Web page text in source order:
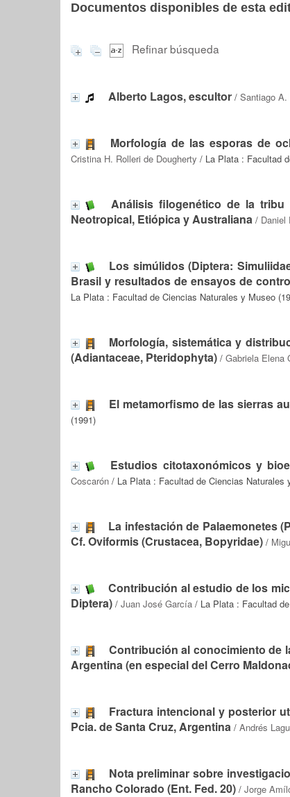
Documentos disponibles de esta
Refinar búsqueda
Alberto Lagos, escultor / Santiago
Morfología de las esporas de
Cristina H. Rolleri de Dougherty / La Plata : Facultad
Análisis filogenético de la tribu
Neotropical, Etiópica y Australiana / Daniel
Los simúlidos (Diptera:
Brasil y resultados de ensayos de
La Plata : Facultad de Ciencias Naturales y Museo
Morfología, sistemática y
(Adiantaceae, Pteridophyta) / Gabriela Elena
El metamorfismo de las sierras
(1991)
Estudios citotaxonómicos y
Coscarón / La Plata : Facultad de Ciencias Naturales
La infestación de Palaemonetes
Cf. Oviformis (Crustacea, Bopyridae) /
Contribución al estudio de los
Diptera) / Juan José García / La Plata : Facultad
Contribución al conocimiento de
Argentina (en especial del Cerro
Fractura intencional y posterior
Pcia. de Santa Cruz, Argentina / Andrés
Nota preliminar sobre
Rancho Colorado (Ent. Fed. 20) / Jorge